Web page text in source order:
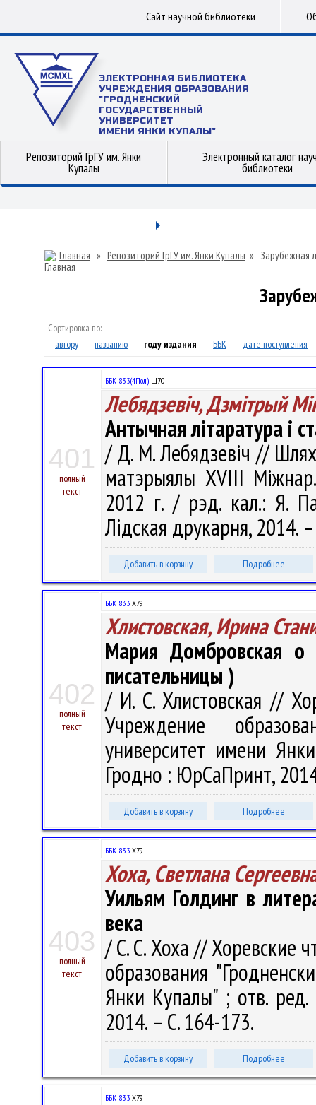
Сайт научной библиотеки
ЭЛЕКТРОННАЯ БИБЛИОТЕКА
УЧРЕЖДЕНИЯ ОБРАЗОВАНИЯ
"ГРОДНЕНСКИЙ
ГОСУДАРСТВЕННЫЙ
УНИВЕРСИТЕТ
ИМЕНИ ЯНКИ КУПАЛЫ"
Репозиторий ГрГУ им. Янки
Купалы
Электронный каталог
библиотеки
Главная » Репозиторий ГрГУ им. Янки Купалы » Зарубежная
Сортировка по:
автору
названию году издания ББК дате поступления
401
полный
текст
ББК 83.3(4Пол) Ш70
Лебядзевіч, Дзмітрый
Антычная літаратура і
/ Д. М. Лебядзевіч //
матэрыялы XVIII
2012 г. / рэд. кал.: Я.
Лідская друкарня, 2014.
Добавить в корзину Подробнее
402
полный
текст
ББК 83.3 Х79
Хлистовская, Ирина
Мария Домбровская о
писательницы )
/ И. С. Хлистовская //
Учреждение
университет имени
Гродно : ЮрСаПринт,
Добавить в корзину Подробнее
403
полный
текст
ББК 83.3 Х79
Хоха, Светлана
Уильям Голдинг в
века
/ С. С. Хоха // Хоревские
образования
Янки Купалы" ; отв.
2014. – С. 164-173.
Добавить в корзину Подробнее
ББК 83.3 Х79